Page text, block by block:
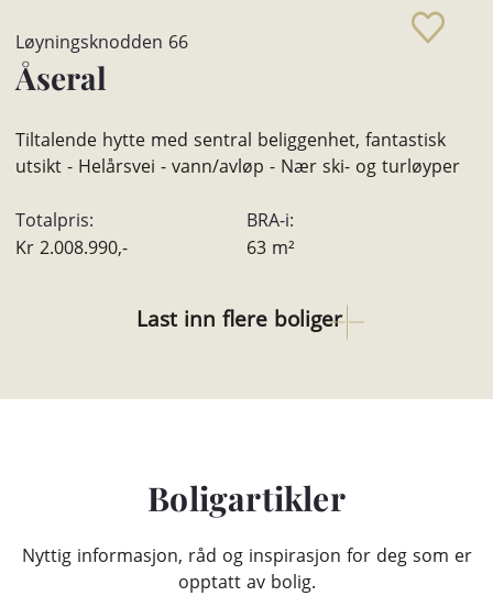
Løyningsknodden 66
Åseral
Tiltalende hytte med sentral beliggenhet, fantastisk
utsikt - Helårsvei - vann/avløp - Nær ski- og turløyper
Totalpris:
Kr 2.008.990,-
BRA-i:
63 m²
Last inn flere boliger
Boligartikler
Nyttig informasjon, råd og inspirasjon for deg som er
opptatt av bolig.